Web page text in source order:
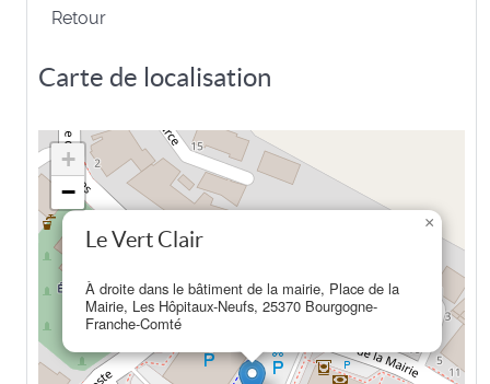
Retour
Carte de localisation
Le Vert Clair
À droite dans le bâtiment de la mairie, Place de la
Mairie, Les Hôpitaux-Neufs, 25370 Bourgogne-
Franche-Comté
×
+
−